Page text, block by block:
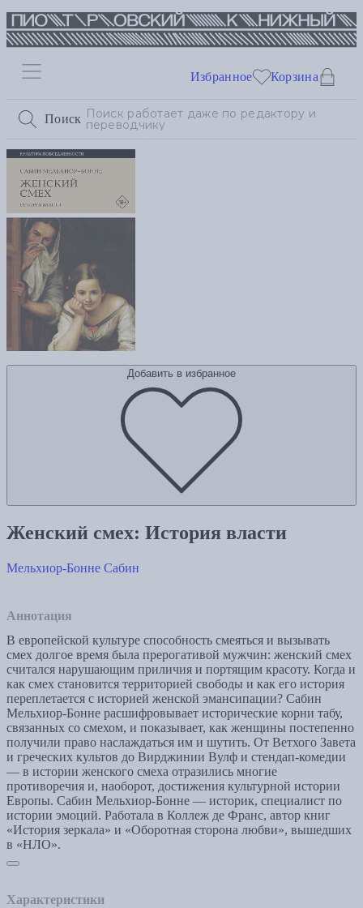
Поиск
Избранное Корзина
Добавить в избранное
Женский смех: История власти
Мельхиор-Бонне Сабин
Аннотация
В европейской культуре способность смеяться и вызывать
смех долгое время была прерогативой мужчин: женский смех
считался нарушающим приличия и портящим красоту. Когда и
как смех становится территорией свободы и как его история
переплетается с историей женской эмансипации? Сабин
Мельхиор-Бонне расшифровывает исторические корни табу,
связанных со смехом, и показывает, как женщины постепенно
получили право наслаждаться им и шутить. От Ветхого Завета
и греческих культов до Вирджинии Вулф и стендап-комедии
— в истории женского смеха отразились многие
противоречия и, наоборот, достижения культурной истории
Европы. Сабин Мельхиор-Бонне — историк, специалист по
истории эмоций. Работала в Коллеж де Франс, автор книг
«История зеркала» и «Оборотная сторона любви», вышедших
в «НЛО».
Характеристики